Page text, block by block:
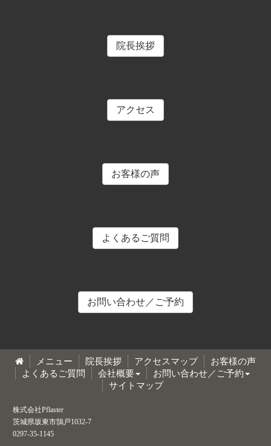
院長挨拶
アクセス
お客様の声
よくあるご質問
お問い合わせ／ご予約
メニュー 院長挨拶 アクセスマップ
お客様の声
よくあるご質問
会社概要
お問い合わせ／ご予約
サイトマップ
株式会社Pflaster
茨城県坂東市鵠戸1032-7
0297-35-1145